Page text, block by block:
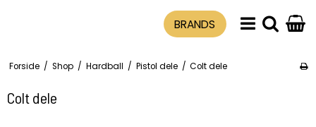
BRANDS
Forside / Shop / Hardball / Pistol dele / Colt dele
Colt dele